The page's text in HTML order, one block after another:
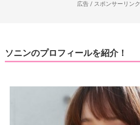
広告 / スポンサーリンク
ソニンのプロフィールを紹介！